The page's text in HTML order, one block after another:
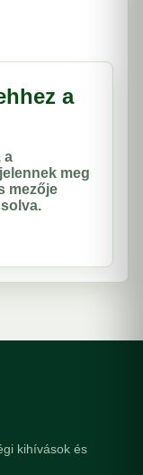
a
a
meg
mezője
kihívások és